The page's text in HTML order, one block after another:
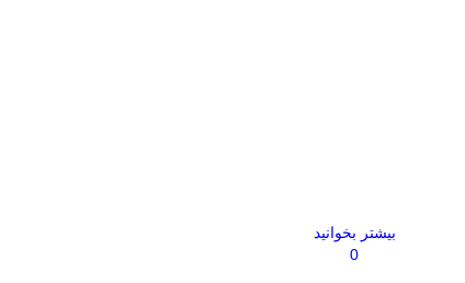
بیشتر بخوانید
0